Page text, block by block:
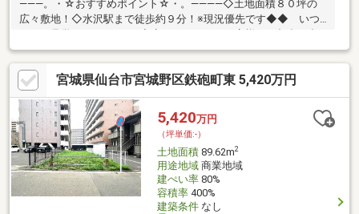
―――。・☆おすすめポイント☆・。――――◇土地面積８０坪の
広々敷地！◇水沢駅まで徒歩約９分！※現況優先です◆◆ いつ
わせていつでもご案内させていただきます。お仕事終わりなどの
夜間や早朝などお気軽にご相談ください♪☆実際に見て、触れて
感じる安心の住まい探しを体験してください♪☆物件情報だけで
なく、地域の特色などエリア情報もお伝えします♪☆今なら『液
晶５５型TV』プレゼントキャンペーン中！担当：吉田まで【090-
1379-8699】お気軽にお問い合わせください♪
宮城県仙台市宮城野区鉄砲町東 5,420万円
5,420万円
（坪単価:-）
土地面積89.62m2
用途地域商業地域
建ぺい率80%
容積率400%
建築条件なし